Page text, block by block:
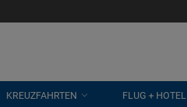
KREUZFAHRTEN FLUG + HOTEL